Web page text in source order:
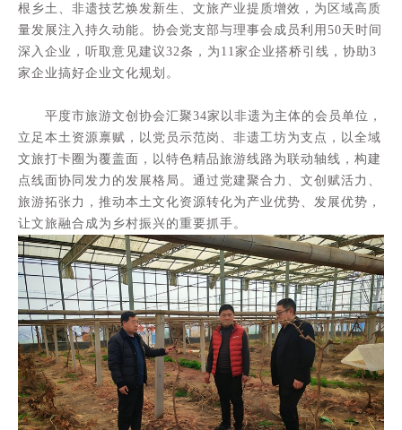
根乡土、非遗技艺焕发新生、文旅产业提质增效，为区域高质
量发展注入持久动能。协会党支部与理事会成员利用50天时间
深入企业，听取意见建议32条，为11家企业搭桥引线，协助3
家企业搞好企业文化规划。
平度市旅游文创协会汇聚34家以非遗为主体的会员单位，
立足本土资源禀赋，以党员示范岗、非遗工坊为支点，以全域
文旅打卡圈为覆盖面，以特色精品旅游线路为联动轴线，构建
点线面协同发力的发展格局。通过党建聚合力、文创赋活力、
旅游拓张力，推动本土文化资源转化为产业优势、发展优势，
让文旅融合成为乡村振兴的重要抓手。